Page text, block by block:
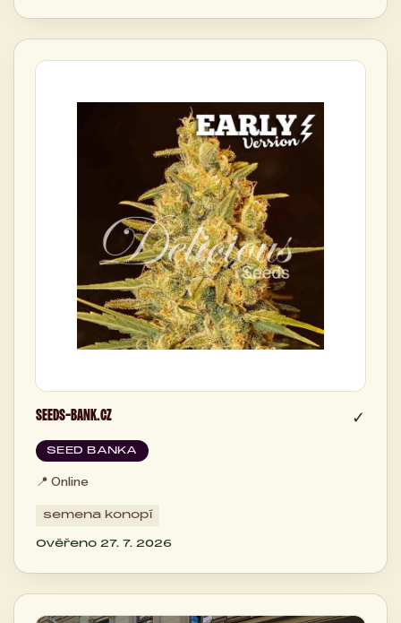
SEEDS-BANK.CZ ✓
SEED BANKA
📍 Online
semena konopí
Ověřeno 27. 7. 2026